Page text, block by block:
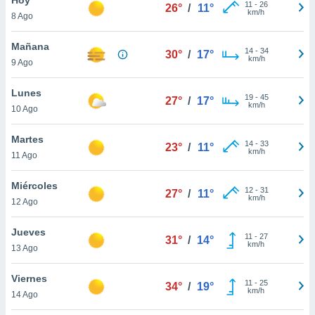
en
más
nuestra
de
cookies
aceptar
8 Ago
26° / 11° 11 - 26
km/h
Mañana
9 Ago
30° / 17° 14- 34
km/h
Lunes
10 Ago
27° / 17° 19- 45
km/h
Martes
11 Ago
23° / 11° 14- 33
km/h
Miércoles
12 Ago
27° / 11° 12- 31
km/h
Jueves
13 Ago
31° / 14° 11 - 27
km/h
Viernes
14 Ago
34° / 19° 11 - 25
km/h